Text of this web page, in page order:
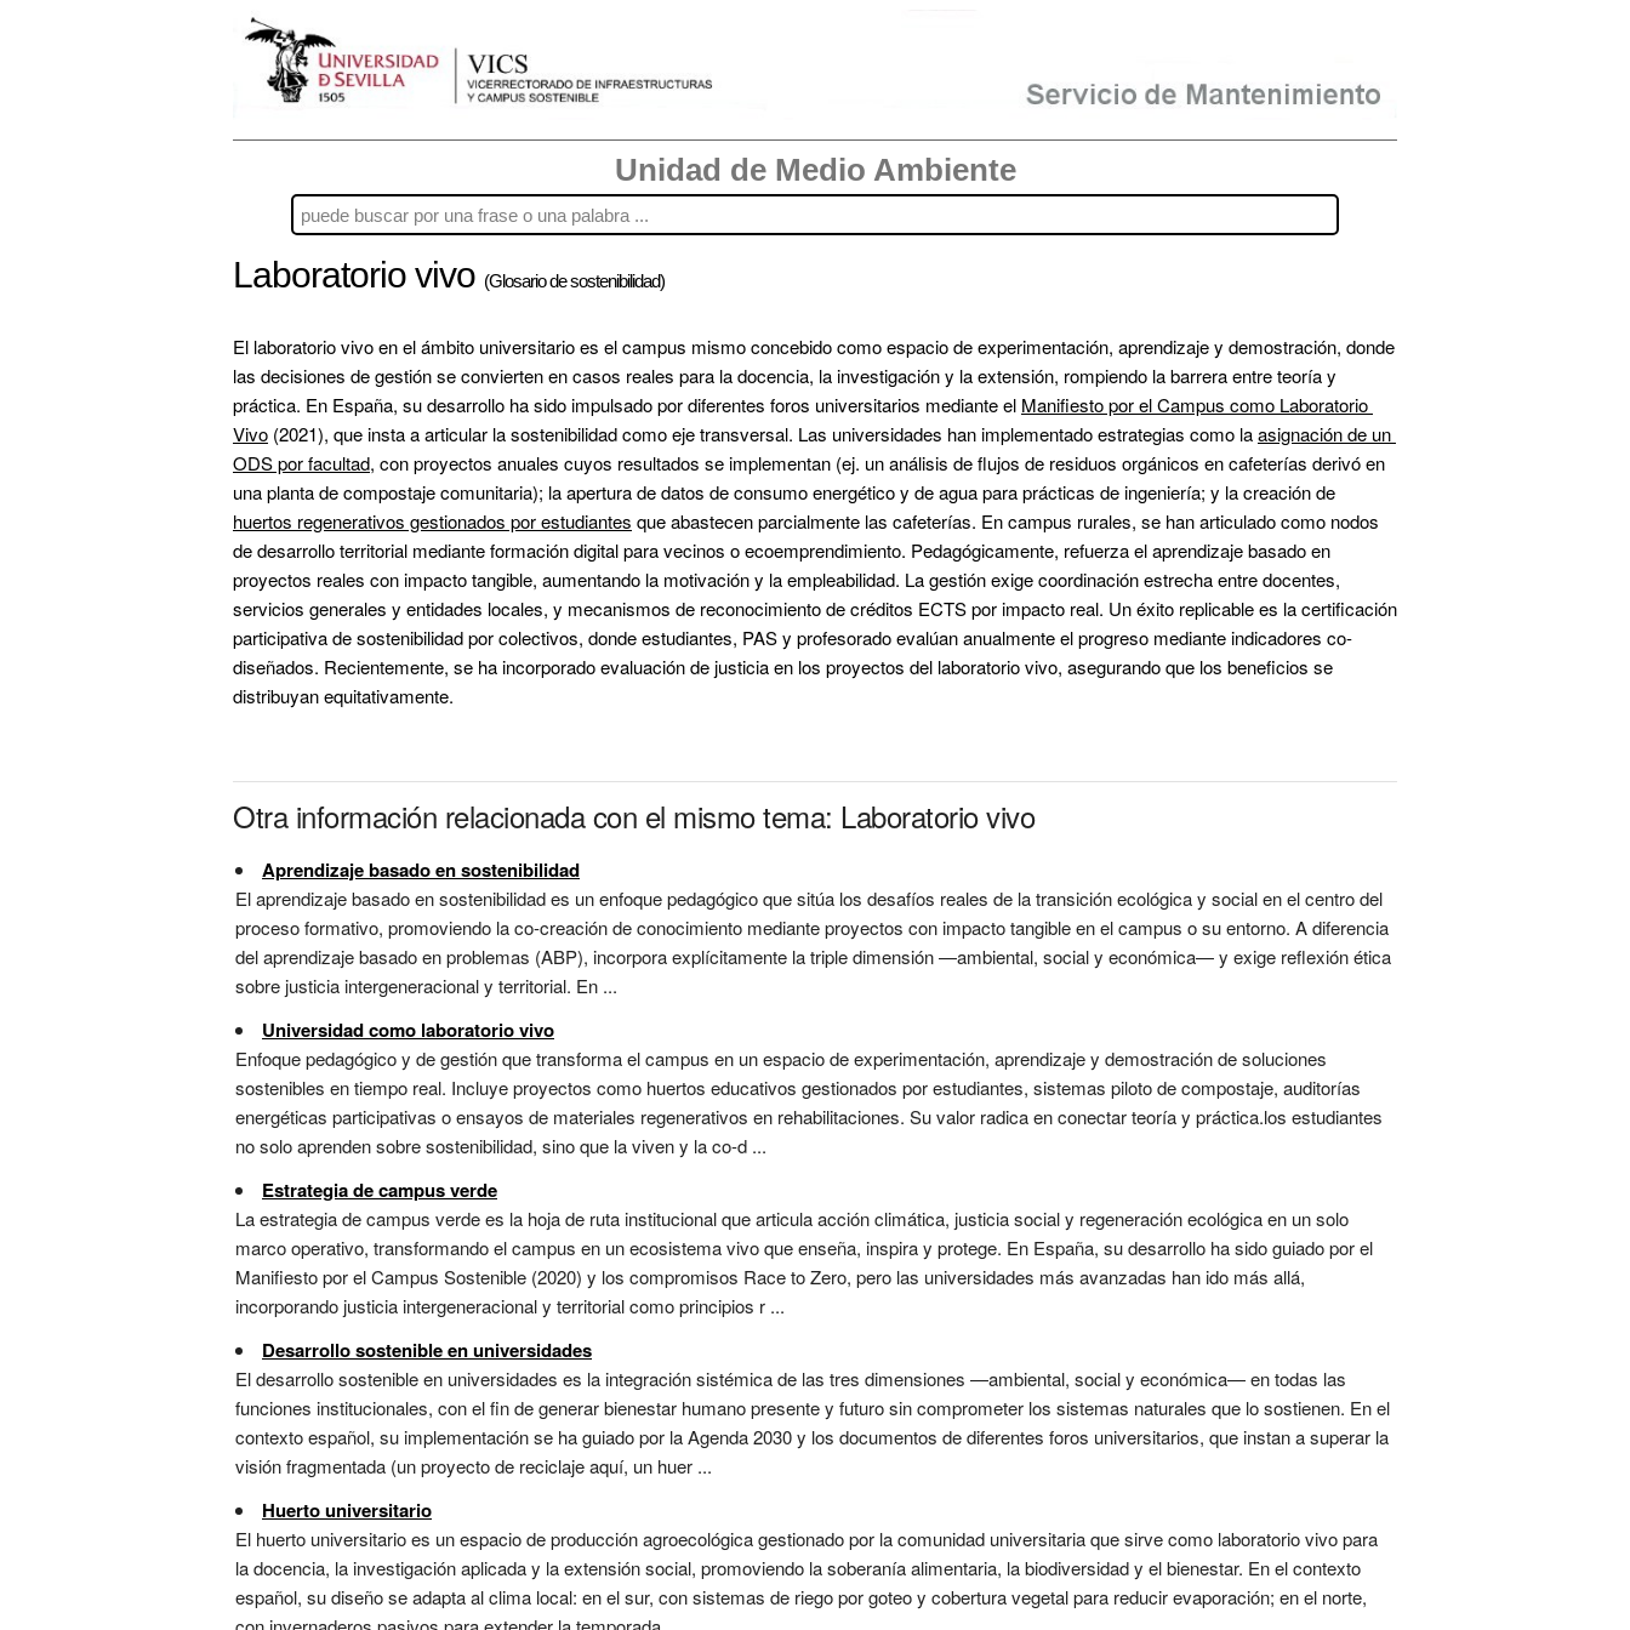
Unidad de Medio Ambiente
Laboratorio vivo (Glosario de sostenibilidad)
El laboratorio vivo en el ámbito universitario es el campus mismo concebido como espacio de experimentación, aprendizaje y demostración, donde
las decisiones de gestión se convierten en casos reales para la docencia, la investigación y la extensión, rompiendo la barrera entre teoría y
práctica. En España, su desarrollo ha sido impulsado por diferentes foros universitarios mediante el Manifiesto por el Campus como Laboratorio
Vivo (2021), que insta a articular la sostenibilidad como eje transversal. Las universidades han implementado estrategias como la asignación de un
ODS por facultad, con proyectos anuales cuyos resultados se implementan (ej. un análisis de flujos de residuos orgánicos en cafeterías derivó en
huertos regenerativos gestionados por estudiantes que abastecen parcialmente las cafeterías. En campus rurales, se han articulado como nodos
de desarrollo territorial mediante formación digital para vecinos o ecoemprendimiento. Pedagógicamente, refuerza el aprendizaje basado en
proyectos reales con impacto tangible, aumentando la motivación y la empleabilidad. La gestión exige coordinación estrecha entre docentes,
servicios generales y entidades locales, y mecanismos de reconocimiento de créditos ECTS por impacto real. Un éxito replicable es la certificación
participativa de sostenibilidad por colectivos, donde estudiantes, PAS y profesorado evalúan anualmente el progreso mediante indicadores co-
diseñados. Recientemente, se ha incorporado evaluación de justicia en los proyectos del laboratorio vivo, asegurando que los beneficios se
distribuyan equitativamente.
Otra información relacionada con el mismo tema: Laboratorio vivo
Aprendizaje basado en sostenibilidad
El aprendizaje basado en sostenibilidad es un enfoque pedagógico que sitúa los desafíos reales de la transición ecológica y social en el centro del
proceso formativo, promoviendo la co-creación de conocimiento mediante proyectos con impacto tangible en el campus o su entorno. A diferencia
del aprendizaje basado en problemas (ABP), incorpora explícitamente la triple dimensión —ambiental, social y económica— y exige reflexión ética
sobre justicia intergeneracional y territorial. En ...
Universidad como laboratorio vivo
Enfoque pedagógico y de gestión que transforma el campus en un espacio de experimentación, aprendizaje y demostración de soluciones
sostenibles en tiempo real. Incluye proyectos como huertos educativos gestionados por estudiantes, sistemas piloto de compostaje, auditorías
energéticas participativas o ensayos de materiales regenerativos en rehabilitaciones. Su valor radica en conectar teoría y práctica.los estudiantes
no solo aprenden sobre sostenibilidad, sino que la viven y la co-d ...
Estrategia de campus verde
La estrategia de campus verde es la hoja de ruta institucional que articula acción climática, justicia social y regeneración ecológica en un solo
marco operativo, transformando el campus en un ecosistema vivo que enseña, inspira y protege. En España, su desarrollo ha sido guiado por el
Manifiesto por el Campus Sostenible (2020) y los compromisos Race to Zero, pero las universidades más avanzadas han ido más allá,
incorporando justicia intergeneracional y territorial como principios r ...
Desarrollo sostenible en universidades
El desarrollo sostenible en universidades es la integración sistémica de las tres dimensiones —ambiental, social y económica— en todas las
funciones institucionales, con el fin de generar bienestar humano presente y futuro sin comprometer los sistemas naturales que lo sostienen. En el
contexto español, su implementación se ha guiado por la Agenda 2030 y los documentos de diferentes foros universitarios, que instan a superar la
visión fragmentada (un proyecto de reciclaje aquí, un huer ...
Huerto universitario
El huerto universitario es un espacio de producción agroecológica gestionado por la comunidad universitaria que sirve como laboratorio vivo para
la docencia, la investigación aplicada y la extensión social, promoviendo la soberanía alimentaria, la biodiversidad y el bienestar. En el contexto
español, su diseño se adapta al clima local: en el sur, con sistemas de riego por goteo y cobertura vegetal para reducir evaporación; en el norte,